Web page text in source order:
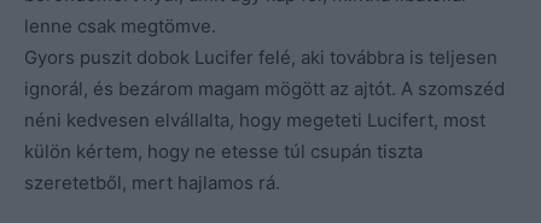
lenne csak megtömve.
Gyors puszit dobok Lucifer felé, aki továbbra is teljesen
ignorál, és bezárom magam mögött az ajtót. A szomszéd
néni kedvesen elvállalta, hogy megeteti Lucifert, most
külön kértem, hogy ne etesse túl csupán tiszta
szeretetből, mert hajlamos rá.